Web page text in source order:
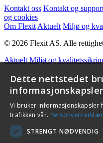
Kontakt oss Kontakt og
og cookies
Om Flexit Aktuelt Miljø og
© 2026 Flexit AS. Alle
Aktuelt Miljø og
Dette nettstedet
informasjonskapsler
Vi bruker informasjonskapsler
trafikken vår.
STRENGT NØDVENDIG